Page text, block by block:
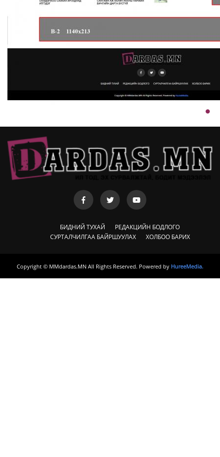
БИДНИЙ ТУХАЙ
РЕДАКЦИЙН БОДЛОГО
СУРТАЛЧИЛГАА БАЙРШУУЛАХ
ХОЛБОО БАРИХ
Copyright © MMdardas.MN All Rights Reserved. Powered by HureeMedia.